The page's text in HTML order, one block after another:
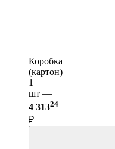
Коробка
(картон)
1
шт —
4 31324
₽